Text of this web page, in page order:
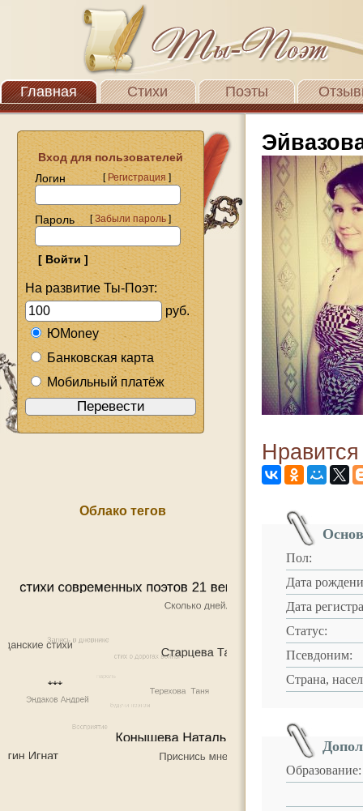
Главная Стихи Поэты
Вход для пользователей
Логин
[Регистрация]
Пароль [Забыли пароль]
На развитие Ты-Поэт:
руб.
ЮMoney
Банковская карта
Мобильный платёж
Облако тегов
Пол:
Дата
Дата
Статус:
Псевдоним:
Страна,
Образование: